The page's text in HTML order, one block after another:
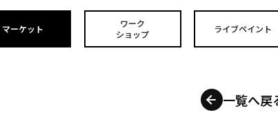
マーケット
ワーク
ショップ
ライブペイント
一覧へ戻